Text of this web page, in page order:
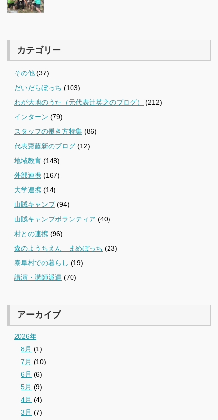
カテゴリー
その他 (37)
だいだらぼっち (103)
わが大地のうた（元代表辻英之のブログ）
(212)
インターン (79)
スタッフの働き方特集 (86)
代表齋藤新のブログ (12)
地域教育 (148)
外部連携 (167)
大学連携 (14)
山賊キャンプ(94)
山賊キャンプボランティア (40)
村との連携 (96)
森のようちえん まめぼっち (23)
泰阜村での暮らし (19)
講演・講師派遣 (70)
アーカイブ
2026年
8月 (1)
7月 (10)
6月 (6)
5月 (9)
4月 (4)
3月 (7)